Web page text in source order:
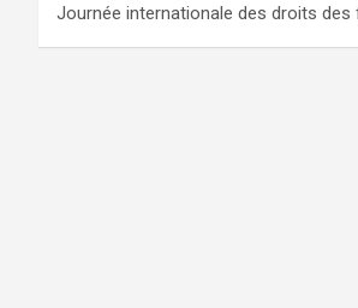
Journée internationale des droits